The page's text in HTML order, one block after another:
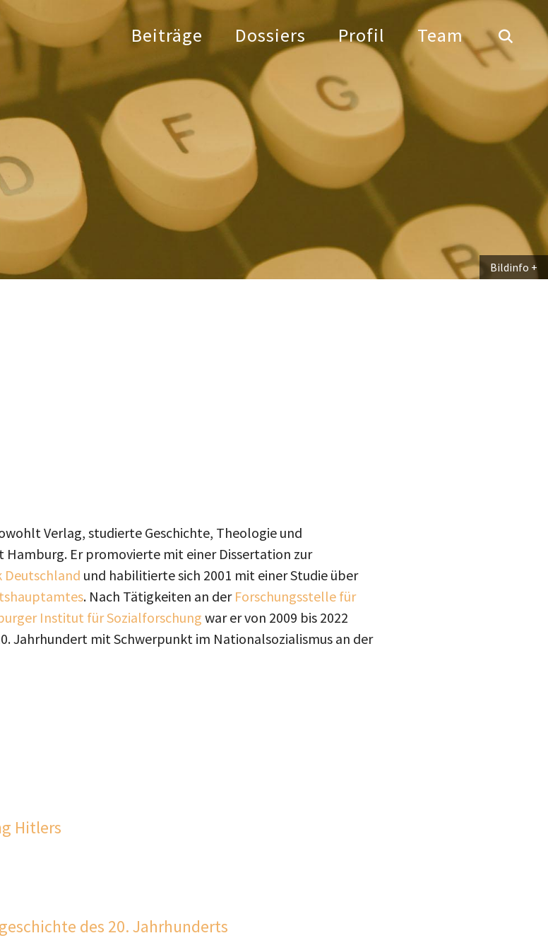
Beiträge Dossiers Profil Team
Bildinfo
Verlag, studierte Geschichte, Theologie und
Hamburg. Er promovierte mit einer Dissertation zur
Deutschland und habilitierte sich 2001 mit einer Studie über
. Nach Tätigkeiten an der Forschungsstelle für
Institut für Sozialforschung war er von 2009 bis 2022
Jahrhundert mit Schwerpunkt im Nationalsozialismus an der
Hitlers
des 20. Jahrhunderts